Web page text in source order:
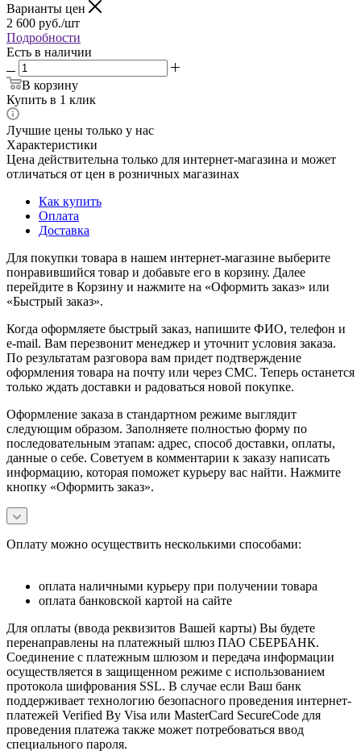
Варианты цен
2 600 руб./шт
Подробности
Есть в наличии
В корзину
Купить в 1 клик
Лучшие цены только у нас
Характеристики
Цена действительна только для интернет-магазина и может
отличаться от цен в розничных магазинах
Как купить
Оплата
Доставка
Для покупки товара в нашем интернет-магазине выберите
понравившийся товар и добавьте его в корзину. Далее
перейдите в Корзину и нажмите на «Оформить заказ» или
«Быстрый заказ».
Когда оформляете быстрый заказ, напишите ФИО, телефон и
e-mail. Вам перезвонит менеджер и уточнит условия заказа.
По результатам разговора вам придет подтверждение
оформления товара на почту или через СМС. Теперь останется
только ждать доставки и радоваться новой покупке.
Оформление заказа в стандартном режиме выглядит
следующим образом. Заполняете полностью форму по
последовательным этапам: адрес, способ доставки, оплаты,
данные о себе. Советуем в комментарии к заказу написать
информацию, которая поможет курьеру вас найти. Нажмите
кнопку «Оформить заказ».
Оплату можно осуществить несколькими способами:
оплата наличными курьеру при получении товара
оплата банковской картой на сайте
Для оплаты (ввода реквизитов Вашей карты) Вы будете
перенаправлены на платежный шлюз ПАО СБЕРБАНК.
Соединение с платежным шлюзом и передача информации
осуществляется в защищенном режиме с использованием
протокола шифрования SSL. В случае если Ваш банк
поддерживает технологию безопасного проведения интернет-
платежей Verified By Visa или MasterCard SecureCode для
проведения платежа также может потребоваться ввод
специального пароля.